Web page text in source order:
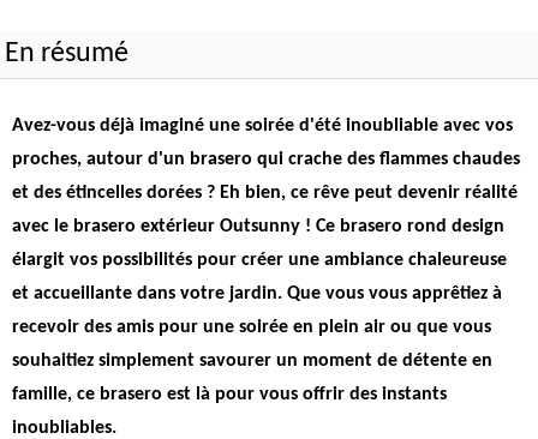
En résumé
Avez-vous déjà imaginé une soirée d'été inoubliable avec vos
proches, autour d'un brasero qui crache des flammes chaudes
et des étincelles dorées ? Eh bien, ce rêve peut devenir réalité
avec le brasero extérieur Outsunny ! Ce brasero rond design
élargit vos possibilités pour créer une ambiance chaleureuse
et accueillante dans votre jardin. Que vous vous apprêtiez à
recevoir des amis pour une soirée en plein air ou que vous
souhaitiez simplement savourer un moment de détente en
famille, ce brasero est là pour vous offrir des instants
inoubliables.